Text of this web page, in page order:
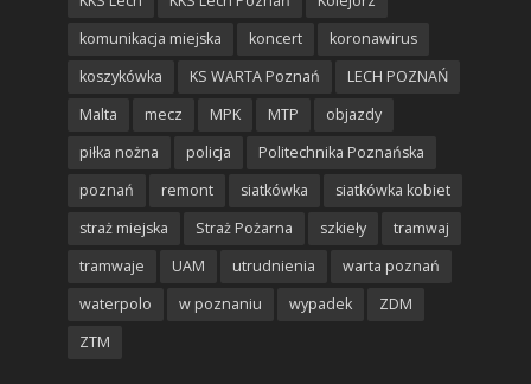
komunikacja miejska
koncert
koronawirus
koszykówka
KS WARTA Poznań
LECH POZNAŃ
Malta
mecz MPK MTP
objazdy
piłka nożna
policja
Politechnika Poznańska
poznań
remont siatkówka
siatkówka kobiet
straż miejska
Straż Pożarna szkieły
tramwaj
tramwaje
UAM utrudnienia
warta poznań
waterpolo
w poznaniu wypadek
ZDM
ZTM